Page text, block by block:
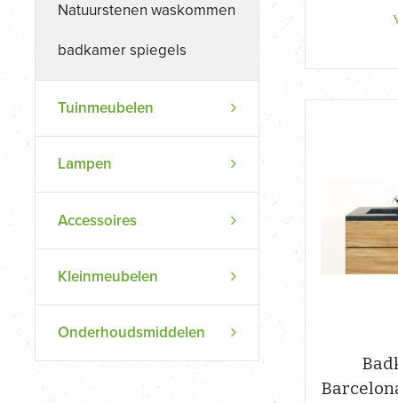
Natuurstenen waskommen
badkamer spiegels
Tuinmeubelen
Lampen
Accessoires
Kleinmeubelen
Onderhoudsmiddelen